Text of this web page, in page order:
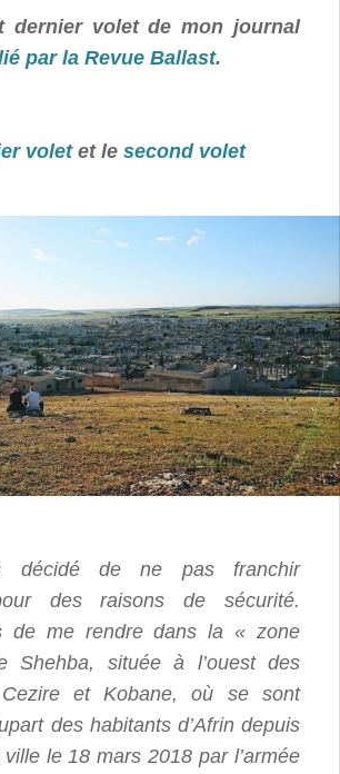
dernier volet de mon journal
par la Revue Ballast.
voletet le second volet
décidé de ne pas franchir
des raisons de sécurité.
de me rendre dans la « zone
Shehba, située à l’ouest des
et Kobane, où se sont
des habitants d’Afrin depuis
le 18 mars 2018 par l’armée